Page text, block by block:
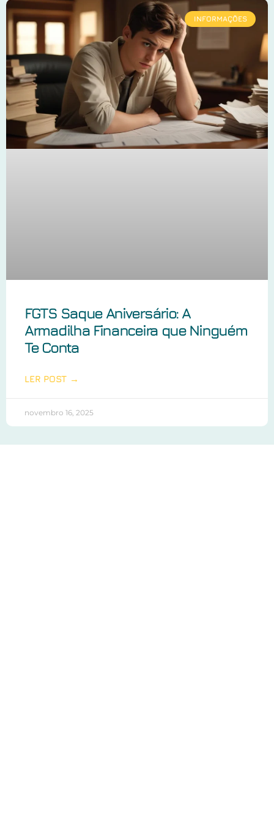
INFORMAÇÕES
FGTS Saque Aniversário: A
Armadilha Financeira que Ninguém
Te Conta
LER POST →
novembro 16, 2025